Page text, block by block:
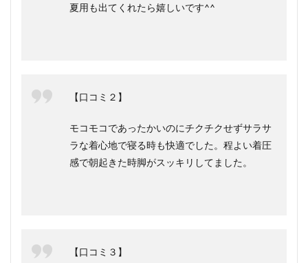
夏用も出てくれたら嬉しいです^^
【口コミ２】
モコモコであったかいのにチクチクせずサラサ
ラな着心地で寝る時も快適でした。程よい着圧
感で朝起きた時脚がスッキリしてました。
【口コミ３】